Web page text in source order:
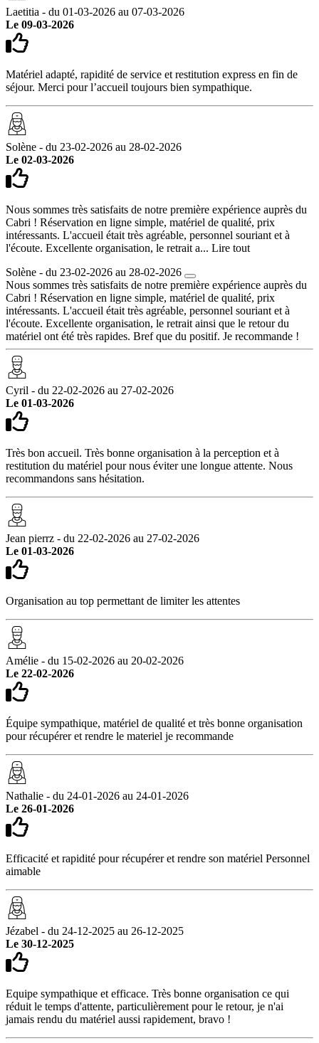
Laetitia - du 01-03-2026 au 07-03-2026
Le 09-03-2026
Matériel adapté, rapidité de service et restitution express en fin de
séjour. Merci pour l’accueil toujours bien sympathique.
Solène - du 23-02-2026 au 28-02-2026
Le 02-03-2026
Nous sommes très satisfaits de notre première expérience auprès du
Cabri ! Réservation en ligne simple, matériel de qualité, prix
intéressants. L'accueil était très agréable, personnel souriant et à
l'écoute. Excellente organisation, le retrait a... Lire tout
Solène - du 23-02-2026 au 28-02-2026
Nous sommes très satisfaits de notre première expérience auprès du
Cabri ! Réservation en ligne simple, matériel de qualité, prix
intéressants. L'accueil était très agréable, personnel souriant et à
l'écoute. Excellente organisation, le retrait ainsi que le retour du
matériel ont été très rapides. Bref que du positif. Je recommande !
Cyril - du 22-02-2026 au 27-02-2026
Le 01-03-2026
Très bon accueil. Très bonne organisation à la perception et à
restitution du matériel pour nous éviter une longue attente. Nous
recommandons sans hésitation.
Jean pierrz - du 22-02-2026 au 27-02-2026
Le 01-03-2026
Organisation au top permettant de limiter les attentes
Amélie - du 15-02-2026 au 20-02-2026
Le 22-02-2026
Équipe sympathique, matériel de qualité et très bonne organisation
pour récupérer et rendre le materiel je recommande
Nathalie - du 24-01-2026 au 24-01-2026
Le 26-01-2026
Efficacité et rapidité pour récupérer et rendre son matériel Personnel
aimable
Jézabel - du 24-12-2025 au 26-12-2025
Le 30-12-2025
Equipe sympathique et efficace. Très bonne organisation ce qui
réduit le temps d'attente, particulièrement pour le retour, je n'ai
jamais rendu du matériel aussi rapidement, bravo !